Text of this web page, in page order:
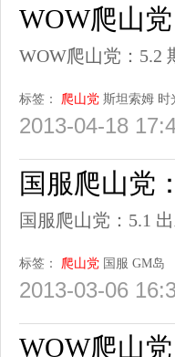
WOW爬山
WOW爬山党：5.2
标签： 爬山党 斯坦索姆 时
2013-04-18
国服爬山党
国服爬山党：5.1
标签： 爬山党 国服 GM岛
2013-03-06
WOW爬山